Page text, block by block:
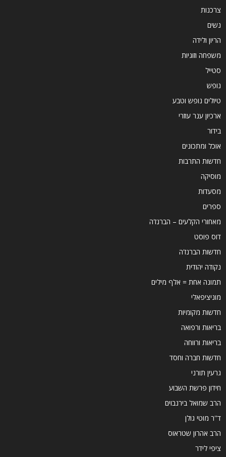
צרכנות
נשים
הריון ולידה
משפחה וזוגיות
סטייל
נופש
טיולים נופש וטבע
ארכיון ענר עוזרי
בידור
אוכל ומתכונים
חדשות התרבות
מוסיקה
מסעדות
ספרים
מאחורי הקלעים – הברנז'ה
דוס פוסט
חדשות הברנז'ה
נקודה יהודית
תמונה אחת = אלף מילים
מוניציפאלי
חדשות מקומיות
בריאות ורפואה
בריאות ורווחה
חדשות חברה וחסד
גרעין תורני
חידון פרשת השבוע
הרב שמואל בירנבוים
ד''ר מוטי גולן
הרב אהרון שטראוס
ציפי לידר